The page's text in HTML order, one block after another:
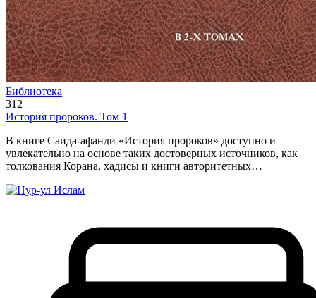
Библиотека
312
История пророков. Том 1
В книге Саида-афанди «История пророков» доступно и
увлекательно на основе таких достоверных источников, как
толкования Корана, хадисы и книги авторитетных…